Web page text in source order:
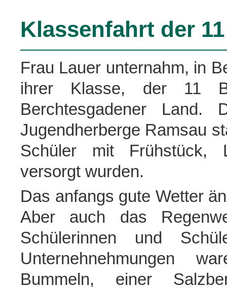
Klassenfahrt der
Frau Lauer unternahm, in
ihrer Klasse, der 11
Berchtesgadener
Jugendherberge Ramsau
Schüler mit Frühstück,
versorgt wurden.
Das anfangs gute Wetter
Aber auch das
Schülerinnen und
Unternehnehmungen
Bummeln, einer